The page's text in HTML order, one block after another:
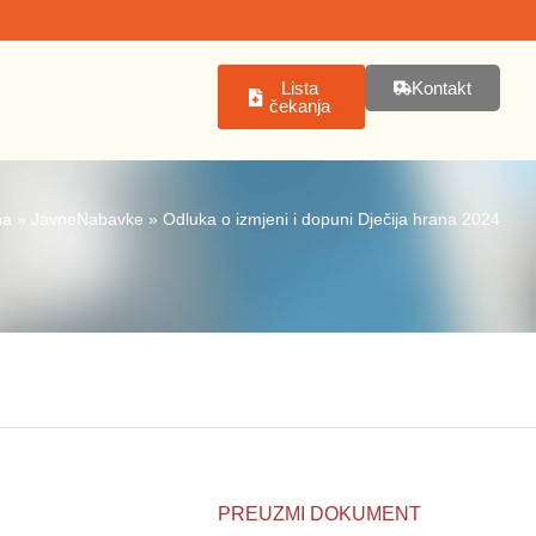
Lista
čekanja
Kontakt
» JavneNabavke » Odluka o izmjeni i dopuni Dječija hrana 2024
PREUZMI DOKUMENT